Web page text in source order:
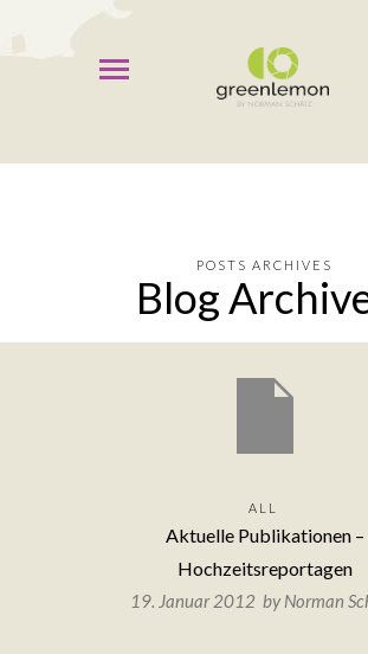
POSTS ARCHIVES
Blog
ALL
Aktuelle Publikationen –
Hochzeitsreportagen
19. Januar 2012 byNorman